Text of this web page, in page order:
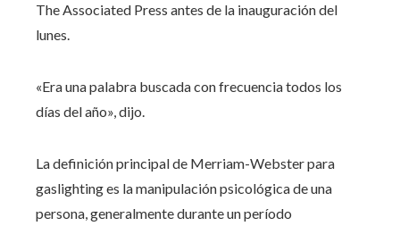
The Associated Press antes de la inauguración del
lunes.
«Era una palabra buscada con frecuencia todos los
días del año», dijo.
La definición principal de Merriam-Webster para
gaslighting es la manipulación psicológica de una
persona, generalmente durante un período